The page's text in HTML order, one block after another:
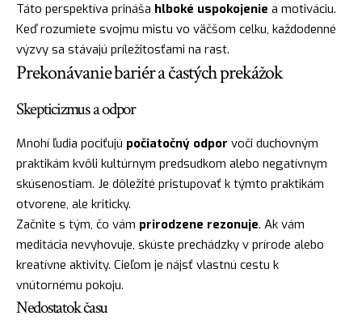
Táto perspektíva prináša hlboké uspokojenie a motiváciu.
Keď rozumiete svojmu mistu vo väčšom celku, každodenné
výzvy sa stávajú príležitosťami na rast.
Prekonávanie bariér a častých prekážok
Skepticizmus a odpor
Mnohí ľudia pociťujú počiatočný odpor voči duchovným
praktikám kvôli kultúrnym predsudkom alebo negatívnym
skúsenostiam. Je dôležité pristupovať k týmto praktikám
otvorene, ale kriticky.
Začnite s tým, čo vám prirodzene rezonuje. Ak vám
meditácia nevyhovuje, skúste prechádzky v prírode alebo
kreatívne aktivity. Cieľom je nájsť vlastnú cestu k
vnútornému pokoju.
Nedostatok času